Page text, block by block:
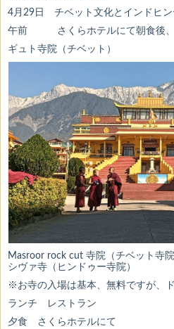
4月29日 チベット文化とインドヒン
午前 さくらホテルにて朝食後、
ギュト寺院（チベット）
Masroor rock cut 寺院（チベット寺院
シヴァ寺（ヒンドゥー寺院）
※お寺の入場は基本、無料ですが、
ランチ レストラン
夕食 さくらホテルにて